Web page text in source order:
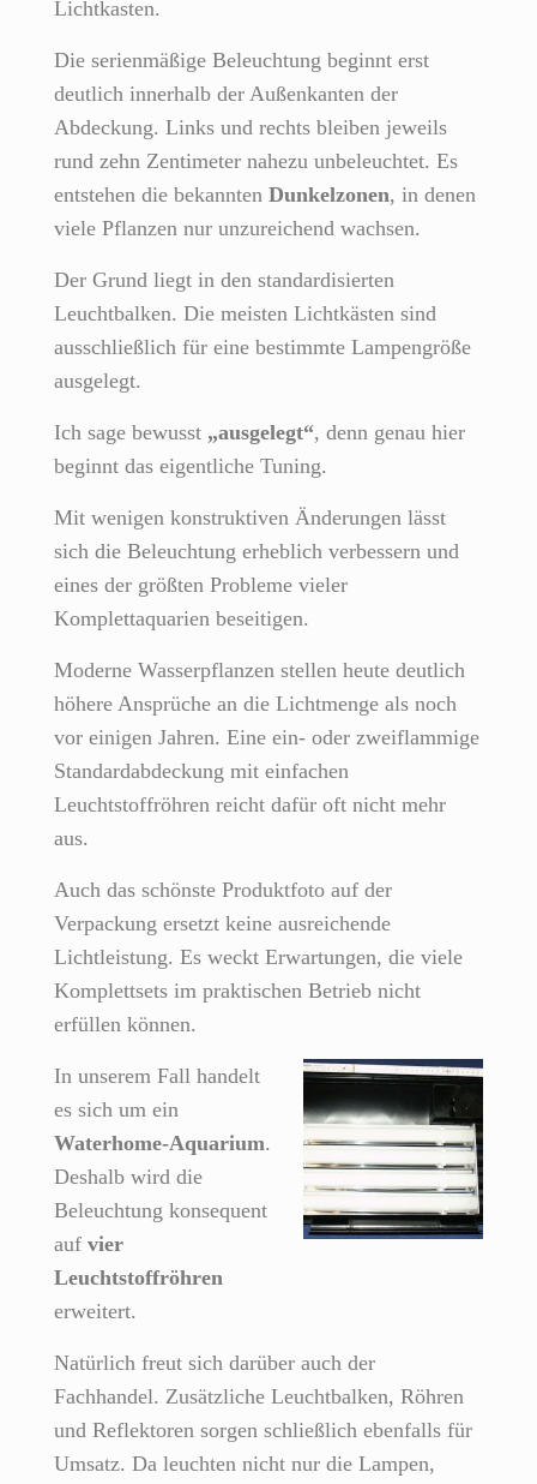
Lichtkasten.
Die serienmäßige Beleuchtung beginnt erst
deutlich innerhalb der Außenkanten der
Abdeckung. Links und rechts bleiben jeweils
rund zehn Zentimeter nahezu unbeleuchtet. Es
entstehen die bekannten Dunkelzonen, in denen
viele Pflanzen nur unzureichend wachsen.
Der Grund liegt in den standardisierten
Leuchtbalken. Die meisten Lichtkästen sind
ausschließlich für eine bestimmte Lampengröße
ausgelegt.
Ich sage bewusst „ausgelegt“, denn genau hier
beginnt das eigentliche Tuning.
Mit wenigen konstruktiven Änderungen lässt
sich die Beleuchtung erheblich verbessern und
eines der größten Probleme vieler
Komplettaquarien beseitigen.
Moderne Wasserpflanzen stellen heute deutlich
höhere Ansprüche an die Lichtmenge als noch
vor einigen Jahren. Eine ein- oder zweiflammige
Standardabdeckung mit einfachen
Leuchtstoffröhren reicht dafür oft nicht mehr
aus.
Auch das schönste Produktfoto auf der
Verpackung ersetzt keine ausreichende
Lichtleistung. Es weckt Erwartungen, die viele
Komplettsets im praktischen Betrieb nicht
erfüllen können.
In unserem Fall handelt
es sich um ein
Waterhome-Aquarium.
Deshalb wird die
Beleuchtung konsequent
auf vier
Leuchtstoffröhren
erweitert.
Natürlich freut sich darüber auch der
Fachhandel. Zusätzliche Leuchtbalken, Röhren
und Reflektoren sorgen schließlich ebenfalls für
Umsatz. Da leuchten nicht nur die Lampen,